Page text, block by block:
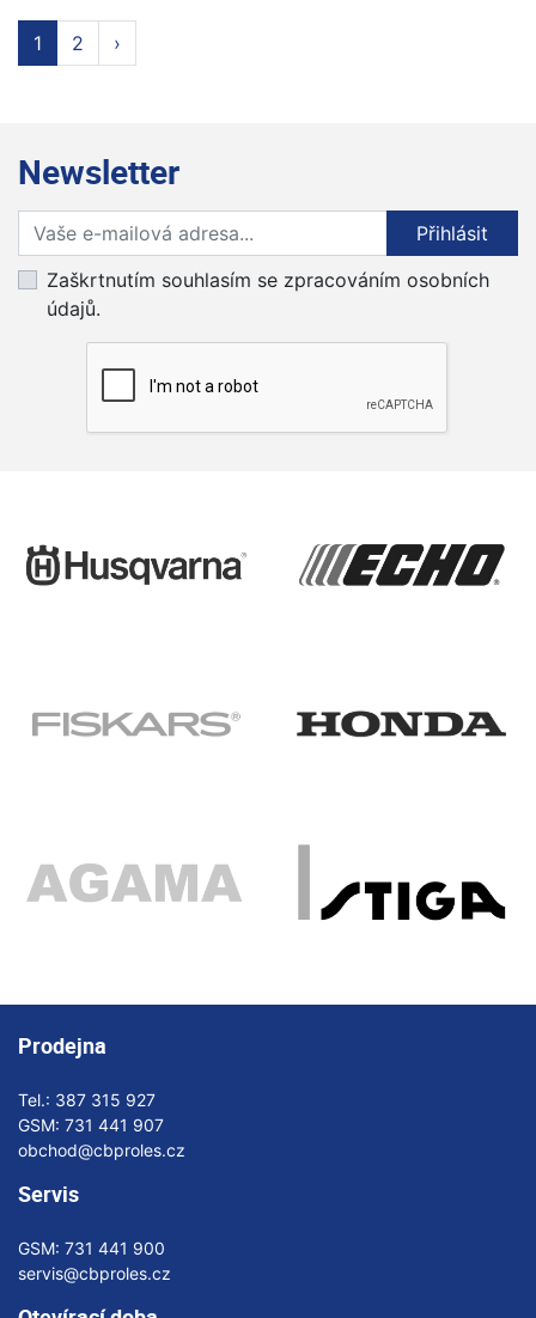
1 2 ›
Newsletter
Přihlaste se k odběru novinek
Přihlásit
Zaškrtnutím souhlasím se zpracováním osobních
údajů.
Prodejna
Tel.: 387 315 927
GSM: 731 441 907
obchod@cbproles.cz
Servis
GSM: 731 441 900
servis@cbproles.cz